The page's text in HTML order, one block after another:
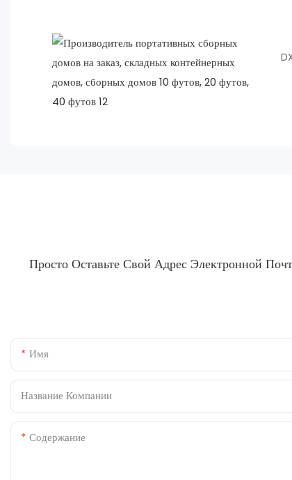
Просто Оставьте Свой Адрес Электронной
Имя
Название Компании
Содержание